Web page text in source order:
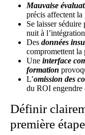
Mauvaise
précis affectent
Se laisser séduire
nuit à
Des données
compromettent la
Une interface
formation
L’omission des
du ROI engendre
Définir
première